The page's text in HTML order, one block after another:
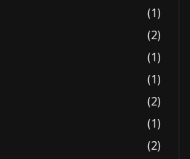
(1)
(2)
(1)
(1)
(2)
(1)
(2)